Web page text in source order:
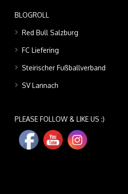
BLOGROLL
Red Bull Salzburg
FC Liefering
Steirischer Fußballverband
SV Lannach
PLEASE FOLLOW & LIKE US :)